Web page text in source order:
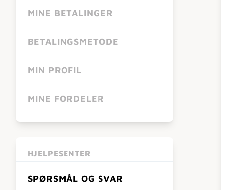
MINE BETALINGER
BETALINGSMETODE
MIN PROFIL
MINE FORDELER
HJELPESENTER
SPØRSMÅL OG SVAR